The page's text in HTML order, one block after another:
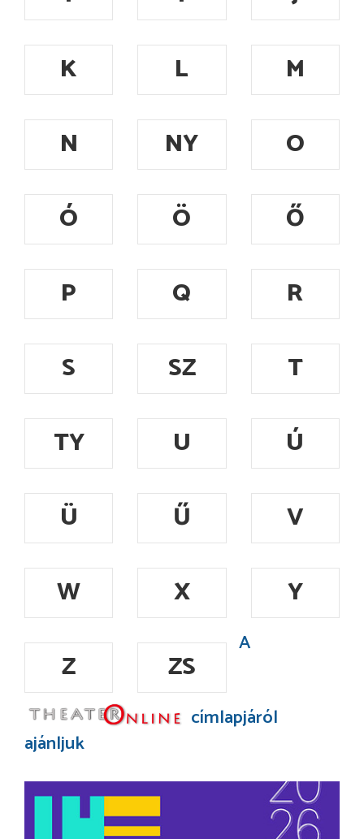
K
L
M
N
NY
O
Ó
Ö
Ő
P
Q
R
S
SZ
T
TY
U
Ú
Ü
Ű
V
W
X
Y
Z
ZS
A
címlapjáról
ajánljuk